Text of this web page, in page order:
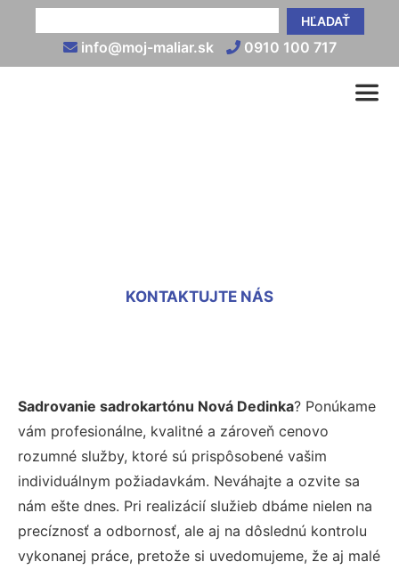
HĽADAŤ
info@moj-maliar.sk 0910 100 717
KONTAKTUJTE NÁS
Sadrovanie sadrokartónu Nová Dedinka? Ponúkame
vám profesionálne, kvalitné a zároveň cenovo
rozumné služby, ktoré sú prispôsobené vašim
individuálnym požiadavkám. Neváhajte a ozvite sa
nám ešte dnes. Pri realizácií služieb dbáme nielen na
precíznosť a odbornosť, ale aj na dôslednú kontrolu
vykonanej práce, pretože si uvedomujeme, že aj malé